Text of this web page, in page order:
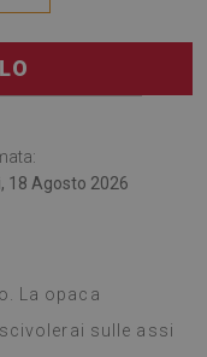
18 Agosto 2026
La opaca
sulle assi